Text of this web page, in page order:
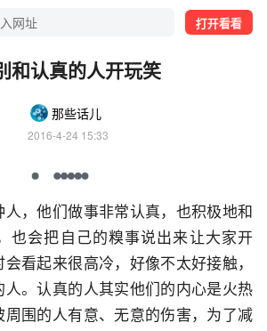
打开看看
和认真的人开玩笑
那些话儿
2016-4-24 15:33
，他们做事非常认真，也积极地和
也会把自己的糗事说出来让大家开
看起来很高冷，好像不太好接触，
人。认真的人其实他们的内心是火热
周围的人有意、无意的伤害，为了减